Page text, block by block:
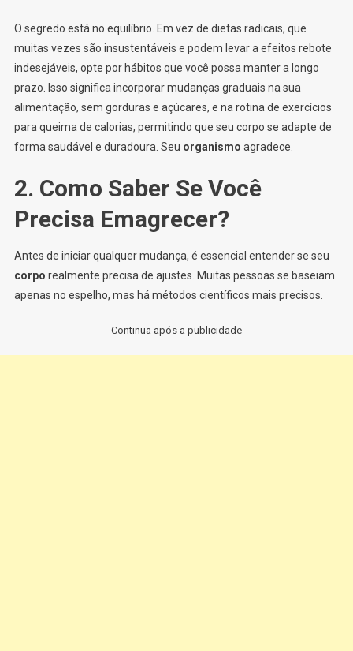
O segredo está no equilíbrio. Em vez de dietas radicais, que
muitas vezes são insustentáveis e podem levar a efeitos rebote
indesejáveis, opte por hábitos que você possa manter a longo
prazo. Isso significa incorporar mudanças graduais na sua
alimentação, sem gorduras e açúcares, e na rotina de exercícios
para queima de calorias, permitindo que seu corpo se adapte de
forma saudável e duradoura. Seu organismo agradece.
2. Como Saber Se Você
Precisa Emagrecer?
Antes de iniciar qualquer mudança, é essencial entender se seu
corpo realmente precisa de ajustes. Muitas pessoas se baseiam
apenas no espelho, mas há métodos científicos mais precisos.
-------- Continua após a publicidade --------